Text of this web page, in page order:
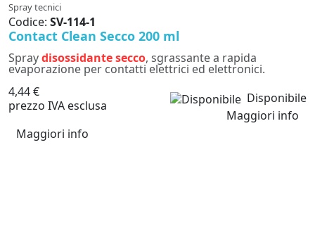
Spray tecnici
Codice: SV-114-1
Contact Clean Secco 200 ml
Spraydisossidante secco, sgrassante a rapida
evaporazione per contatti elettrici ed elettronici.
4,44 €
prezzo IVA esclusa
Disponibile
Maggiori info
Maggiori info